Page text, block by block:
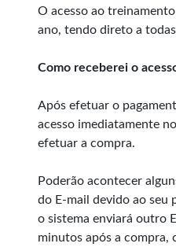
O acesso ao
ano, tendo direto a
Como receberei o
Após efetuar o
acesso imediatamente
efetuar a compra.
Poderão acontecer
do E-mail devido ao seu
o sistema enviará outro
minutos após a compra,